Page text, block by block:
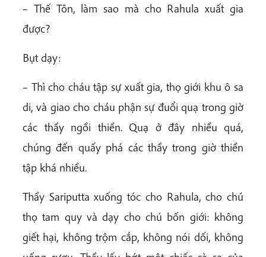
– Thế Tôn, làm sao mà cho Rahula xuất gia
được?
Bụt dạy:
– Thì cho cháu tập sự xuất gia, thọ giới khu ô sa
di, và giao cho cháu phận sự đuổi quạ trong giờ
các thầy ngồi thiền. Quạ ở đây nhiều quá,
chúng đến quấy phá các thầy trong giờ thiền
tập khá nhiều.
Thầy Sariputta xuống tóc cho Rahula, cho chú
thọ tam quy và dạy cho chú bốn giới: không
giết hại, không trộm cắp, không nói dối, không